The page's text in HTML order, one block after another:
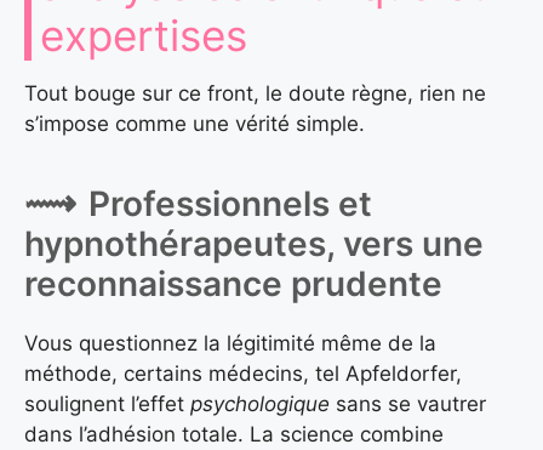
expertises
Tout bouge sur ce front, le doute règne, rien ne
s’impose comme une vérité simple.
Professionnels et
hypnothérapeutes, vers une
reconnaissance prudente
Vous questionnez la légitimité même de la
méthode, certains médecins, tel Apfeldorfer,
soulignent l’effet psychologique sans se vautrer
dans l’adhésion totale. La science combine